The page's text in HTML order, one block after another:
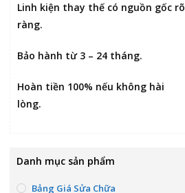
Linh kiện thay thế có nguồn gốc rõ
ràng.
Bảo hành từ 3 – 24 tháng.
Hoàn tiền 100% nếu không hài
lòng.
Danh mục sản phẩm
Bảng Giá Sửa Chữa